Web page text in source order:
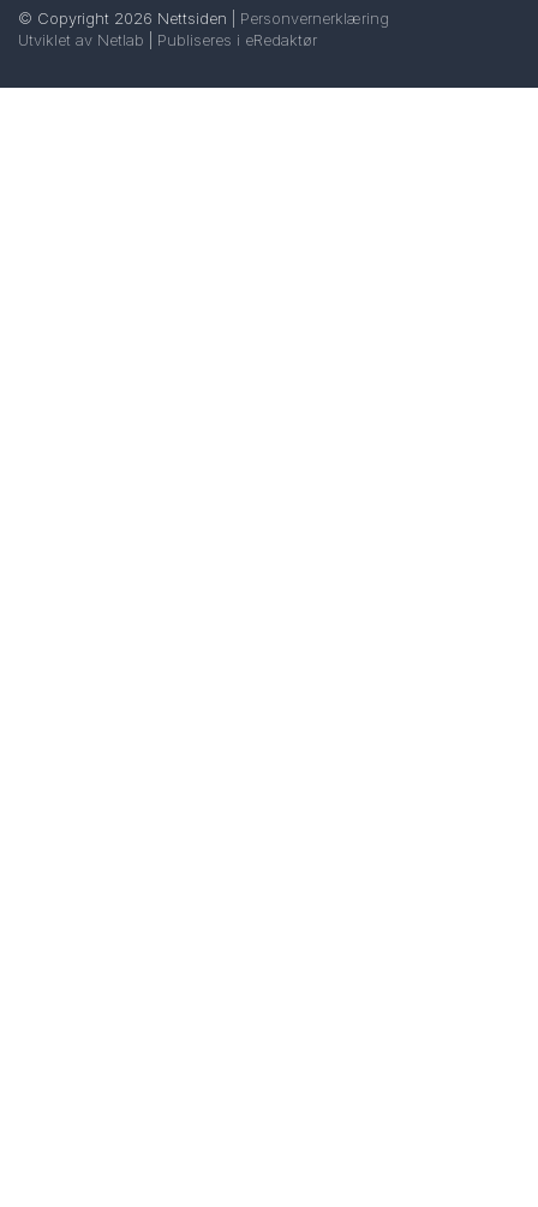
© Copyright 2026 Nettsiden | Personvernerklæring
Utviklet av Netlab
Publiseres i eRedaktør